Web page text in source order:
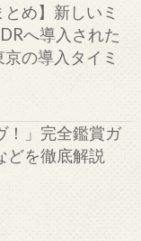
め】新しいミ
へ導入された
の導入タイミ
！」完全鑑賞ガ
どを徹底解説